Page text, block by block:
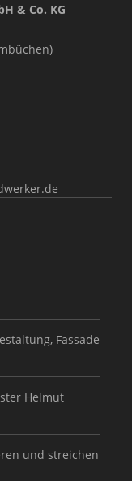
& Co. KG
Fassade
Helmut
und streichen